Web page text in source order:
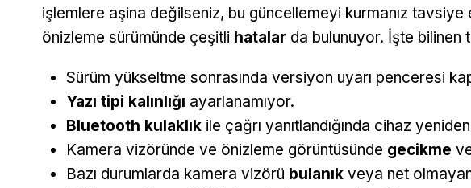
işlemlere aşina değilseniz, bu güncellemeyi kurmanız tavsiye
önizleme sürümünde çeşitli hatalar da bulunuyor. İşte bilinen
Sürüm yükseltme sonrasında versiyon uyarı penceresi
Yazı tipi kalınlığı ayarlanamıyor.
Bluetooth kulaklık ile çağrı yanıtlandığında cihaz
Kamera vizöründe ve önizleme görüntüsünde gecikme
Bazı durumlarda kamera vizörü bulanık veya net